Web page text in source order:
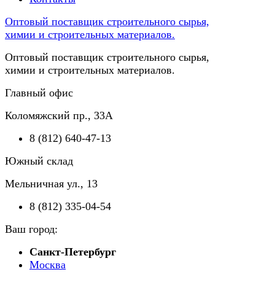
Оптовый поставщик строительного сырья,
химии и строительных материалов.
Оптовый поставщик строительного сырья,
химии и строительных материалов.
Главный офис
Коломяжский пр., 33А
8 (812) 640-47-13
Южный склад
Мельничная ул., 13
8 (812) 335-04-54
Ваш город:
Санкт-Петербург
Москва